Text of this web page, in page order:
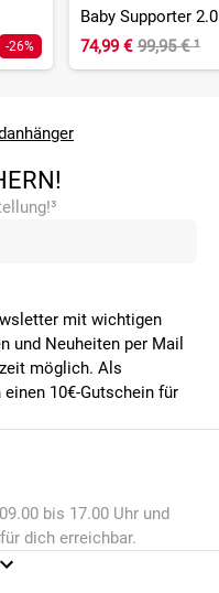
-26%
Baby Supporter
74,99 € 99,95 €¹
mit wichtigen
und Neuheiten per Mail
möglich. Als
10€-Gutschein für
bis 17.00 Uhr und
dich erreichbar.